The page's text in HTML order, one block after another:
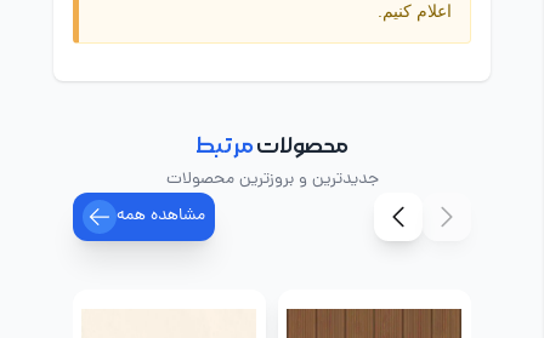
اعلام کنیم.
محصولاتمرتبط
جدیدترین و بروزترین محصولات
مشاهده همه